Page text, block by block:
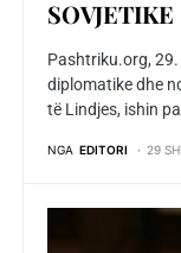
SOVJETIKE
Pashtriku.org,
diplomatike dhe
të Lindjes, ishin
NGA EDITORI 29